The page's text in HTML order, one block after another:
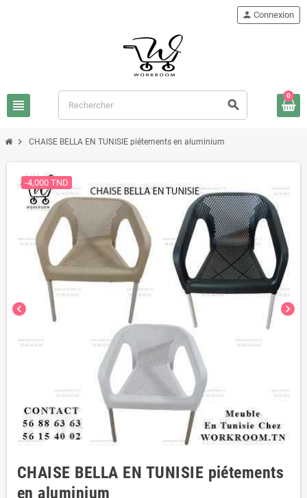
view_headline search
person Connexion
0
chevron_right CHAISE BELLA EN TUNISIE piétements en aluminium
chevron_left chevron_right
-4,000 TND
CHAISE BELLA EN TUNISIE piétements
en aluminium